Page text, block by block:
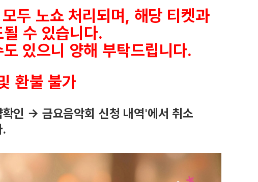
두 노쇼 처리되며, 해당 티켓과
수 있습니다.
있으니 양해 부탁드립니다.
환불 불가
인 → 금요음악회 신청 내역'에서 취소
.